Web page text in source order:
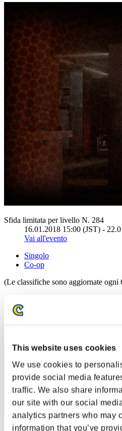
This website uses cookies
We use cookies to
provide social media
traffic. We also share
our site with our social
analytics partners who may
information that you’ve
Sfida limitata per livello N. 284
16.01.2018 15:00 (JST) -
Vai all'evento
Singolo
Co-op
(Le classifiche sono aggiornate ogni
Classifiche